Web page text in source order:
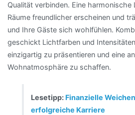
Qualität verbinden. Eine
Räume freundlicher erscheinen und
und Ihre Gäste sich wohlfühlen.
geschickt Lichtfarben und
einzigartig zu präsentieren und eine
Wohnatmosphäre zu schaffen.
Lesetipp: Finanzielle
erfolgreiche Karriere